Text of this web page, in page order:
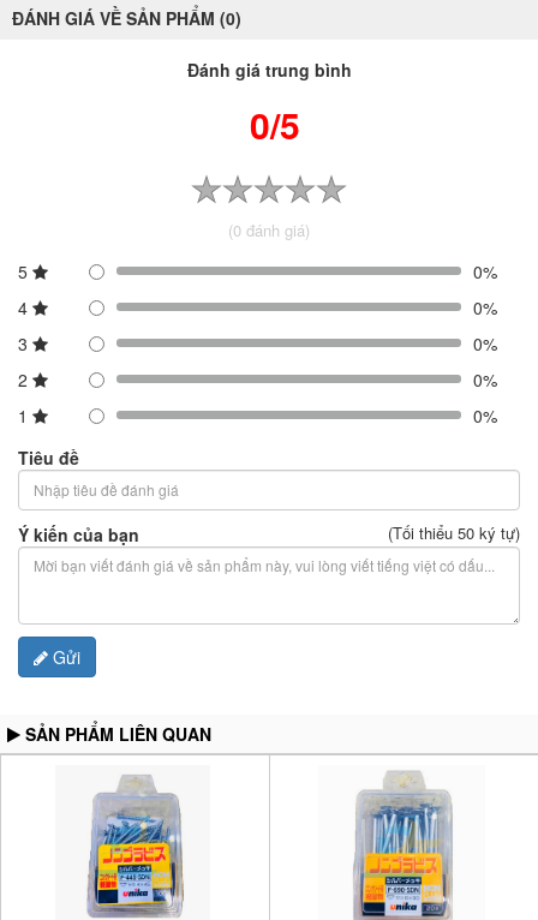
ĐÁNH GIÁ VỀ SẢN PHẨM (0)
Đánh giá trung bình
0/5
(0 đánh giá)
5
0%
4
0%
3
0%
2
0%
1
0%
Tiêu đề
Ý kiến của bạn (Tối thiểu 50 ký tự)
Gửi
SẢN PHẨM LIÊN QUAN